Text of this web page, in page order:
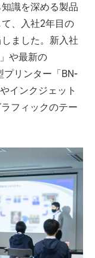
識を深める製品
、入社2年目の
ました。新入社
や最新の
プリンター「BN-
インクジェット
フィックのテー